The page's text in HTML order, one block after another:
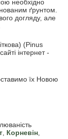
необхідно
ґрунтом.
догляду, але
(Pinus
інтернет -
їх Новою
Корневін